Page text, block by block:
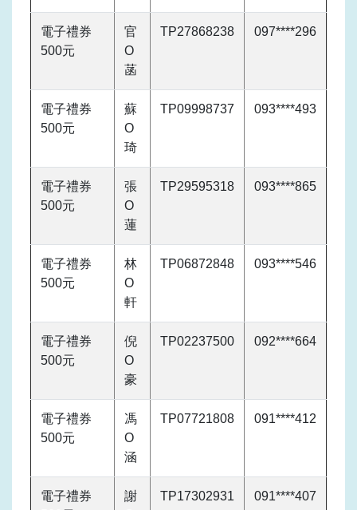
電子禮券
500元
官
O
菡
TP27868238 097****296
電子禮券
500元
蘇
O
琦
TP09998737 093****493
電子禮券
500元
張
O
蓮
TP29595318 093****865
電子禮券
500元
林
O
軒
TP06872848 093****546
電子禮券
500元
倪
O
豪
TP02237500 092****664
電子禮券
500元
馮
O
涵
TP07721808 091****412
電子禮券
謝
TP17302931 091****407